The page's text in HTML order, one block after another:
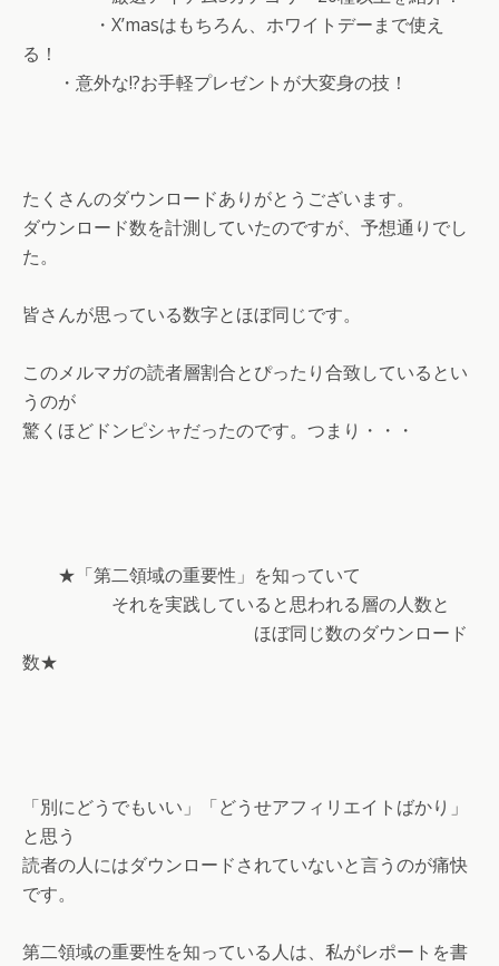
・X’masはもちろん、ホワイトデーまで使え
る！
・意外な!?お手軽プレゼントが大変身の技！
たくさんのダウンロードありがとうございます。
ダウンロード数を計測していたのですが、予想通りでし
た。
皆さんが思っている数字とほぼ同じです。
このメルマガの読者層割合とぴったり合致しているとい
うのが
驚くほどドンピシャだったのです。つまり・・・
★「第二領域の重要性」を知っていて
それを実践していると思われる層の人数と
ほぼ同じ数のダウンロード
数★
「別にどうでもいい」「どうせアフィリエイトばかり」
と思う
読者の人にはダウンロードされていないと言うのが痛快
です。
第二領域の重要性を知っている人は、私がレポートを書